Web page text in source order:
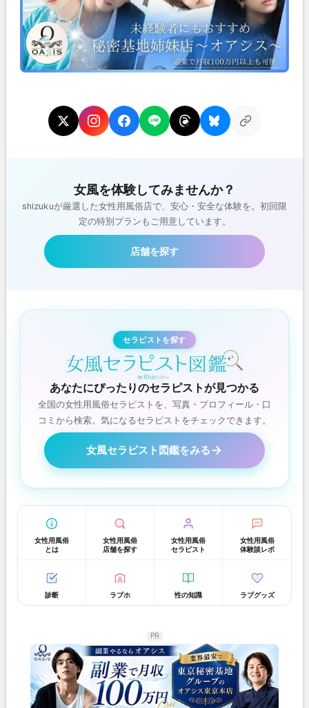
女風を体験してみませんか？
shizukuが厳選した女性用風俗店で、安心・安全な体験を。初回限
定の特別プランもご用意しています。
店舗を探す
セラピストを探す
あなたにぴったりのセラピストが見つかる
全国の女性用風俗セラピストを、写真・プロフィール・口
コミから検索。気になるセラピストをチェックできます。
女風セラピスト図鑑をみる
女性用風俗
とは
女性用風俗
店舗を探す
女性用風俗
セラピスト
女性用風俗
体験談レポ
診断 ラブホ 性の知識 ラブグッズ
PR